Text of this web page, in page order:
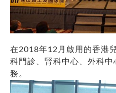
在2018年12月啟用的香港
科門診、腎科中心、外科
務。